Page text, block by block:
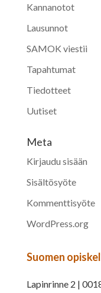
Kannanotot
Lausunnot
SAMOK viestii
Tapahtumat
Tiedotteet
Uutiset
Meta
Kirjaudu sisään
Sisältösyöte
Kommenttisyöte
WordPress.org
Suomen
Lapinrinne 2 |